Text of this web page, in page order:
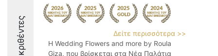
Διακριθέντες
Δείτε περισσότερα >>
Η Wedding Flowers and more by Roula
Giza, που βρίσκεται στα Νέα Παλάτια